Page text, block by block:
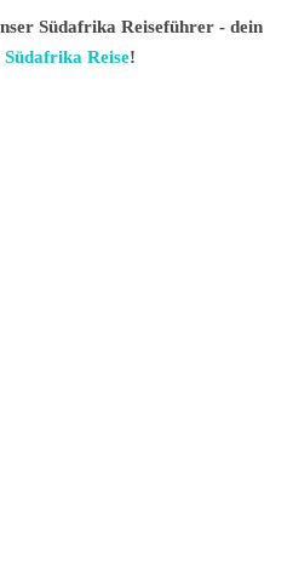
Südafrika Reiseführer - dein
Südafrika Reise!